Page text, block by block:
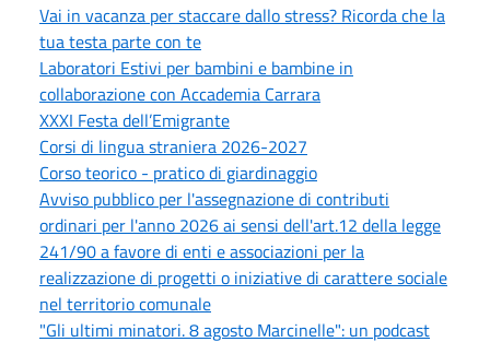
Vai in vacanza per staccare dallo stress? Ricorda che la
tua testa parte con te
Laboratori Estivi per bambini e bambine in
collaborazione con Accademia Carrara
XXXI Festa dell’Emigrante
Corsi di lingua straniera 2026-2027
Corso teorico - pratico di giardinaggio
Avviso pubblico per l'assegnazione di contributi
ordinari per l'anno 2026 ai sensi dell'art.12 della legge
241/90 a favore di enti e associazioni per la
realizzazione di progetti o iniziative di carattere sociale
nel territorio comunale
"Gli ultimi minatori. 8 agosto Marcinelle": un podcast